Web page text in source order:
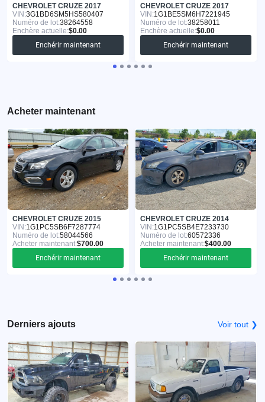
CHEVROLET CRUZE 2017
VIN:3G1BD6SM5HS580407
Numéro de lot:38264558
Enchère actuelle:$0.00
Enchérir maintenant
CHEVROLET CRUZE 2017
VIN:1G1BE5SM6H7221945
Numéro de lot:38258011
Enchère actuelle:$0.00
Enchérir maintenant
Acheter maintenant
CHEVROLET CRUZE 2015
VIN:1G1PC5SB6F7287774
Numéro de lot:58044566
Acheter maintenant:$700.00
Enchérir maintenant
CHEVROLET CRUZE 2014
VIN:1G1PC5SB4E7233730
Numéro de lot:60572336
Acheter maintenant:$400.00
Enchérir maintenant
Derniers ajouts Voir tout ❯